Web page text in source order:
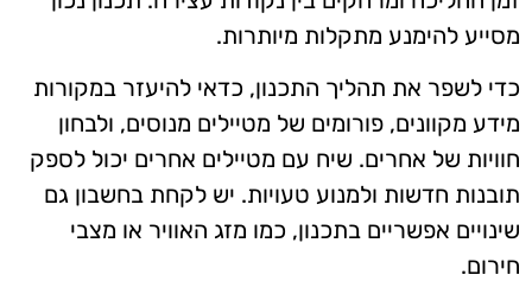
מסייע להימנע מתקלות מיותרות.
כדי לשפר את תהליך התכנון, כדאי להיעזר במקורות
מידע מקוונים, פורומים של מטיילים מנוסים, ולבחון
חוויות של אחרים. שיח עם מטיילים אחרים יכול לספק
תובנות חדשות ולמנוע טעויות. יש לקחת בחשבון גם
שינויים אפשריים בתכנון, כמו מזג האוויר או מצבי
חירום.